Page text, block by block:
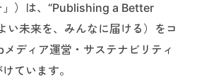
」）は、“Publishing a Better
い未来を、みんなに届ける）をコ
メディア運営・サステナビリティ
ています。